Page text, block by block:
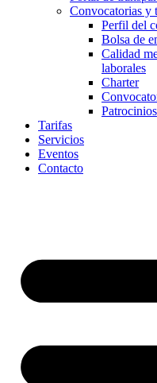
Convocatorias y
Perfil del
Bolsa de
Calidad
laborales
Charter
Patrocinios
Tarifas
Servicios
Eventos
Contacto